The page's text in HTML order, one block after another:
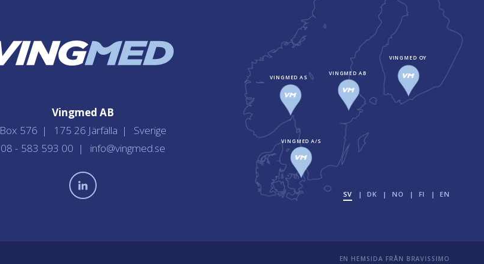
Vingmed AB
Box 576
175 26 Järfälla
Sverige
08 - 583 593 00
info@vingmed.se
VINGMED A/S
VINGMED AS
VINGMED AB
VINGMED OY
SV DK NO FI EN
EN HEMSIDA FRÅN BRAVISSIMO